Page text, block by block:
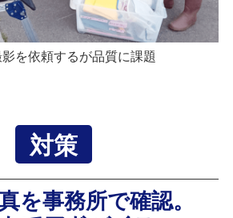
を依頼するが品質に課題
対策
を事務所で確認。